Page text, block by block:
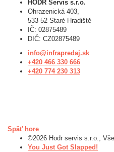
HODR Servis s.r.o.
Ohrazenická 403,
533 52 Staré Hradiště
IČ: 02875489
DIČ: CZ02875489
info@infrapredaj.sk
+420 466 330 666
+420 774 230 313
Späť hore
©2026 Hodr servis s.r.o.,
You Just Got Slapped!